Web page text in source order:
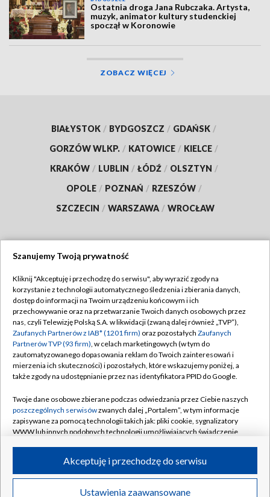
Ostatnia droga Jana Rubczaka. Artysta,
muzyk, animator kultury studenckiej
spoczął w Koronowie
ZOBACZ WIĘCEJ
BIAŁYSTOK / BYDGOSZCZ / GDAŃSK /
GORZÓW WLKP. / KATOWICE / KIELCE /
KRAKÓW / LUBLIN / ŁÓDŹ / OLSZTYN /
OPOLE / POZNAŃ / RZESZÓW /
SZCZECIN / WARSZAWA / WROCŁAW
TVP
Abonament TVP
Emisja w TVP
Centrum informacji TVP
Naziemna Telewizja Cyfrowa
Rada Programowa
System NOS
Informacje o nadawcy
Program dla prasy
Regulamin TVP
Polityka prywatności
Moje zgody
Pomoc
Kontakt
Kanały
©2026 Telewizja Polska S.A. w likwidacji
Szanujemy Twoją prywatność
Kliknij "Akceptuję i przechodzę do serwisu", aby wyrazić zgody na
korzystanie z technologii automatycznego śledzenia i zbierania danych,
dostęp do informacji na Twoim urządzeniu końcowym i ich
przechowywanie oraz na przetwarzanie Twoich danych osobowych przez
nas, czyli Telewizję Polską S.A. w likwidacji (zwaną dalej również „TVP”),
Zaufanych Partnerów z IAB* (1201 firm) oraz pozostałych Zaufanych
Partnerów TVP (93 firm), w celach marketingowych (w tym do
zautomatyzowanego dopasowania reklam do Twoich zainteresowań i
mierzenia ich skuteczności) i pozostałych, które wskazujemy poniżej, a
także zgody na udostępnianie przez nas identyfikatora PPID do Google.
Twoje dane osobowe zbierane podczas odwiedzania przez Ciebie naszych
poszczególnych serwisówzwanych dalej „Portalem”, w tym informacje
zapisywane za pomocą technologii takich jak: pliki cookie, sygnalizatory
WWW lub innych podobnych technologii umożliwiających świadczenie
ruchu w Internecie.
Twoje dane osobowe zbierane podczas odwiedzania przez Ciebie
Ustawienia zaawansowane
Akceptuję i przechodzę do serwisu